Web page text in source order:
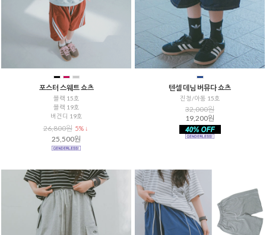
포스터 스웨트 쇼츠
블랙 15호
블랙 19호
버건디 19호
26,800원 5% ↓
25,500원
텐셀 데님 버뮤다 쇼츠
진청/아동 15호
32,000원
19,200원